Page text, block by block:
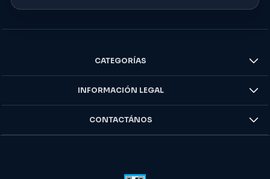
CATEGORÍAS
INFORMACIÓN LEGAL
CONTACTÁNOS